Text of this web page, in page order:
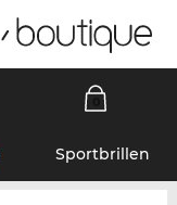
Sportbrillen